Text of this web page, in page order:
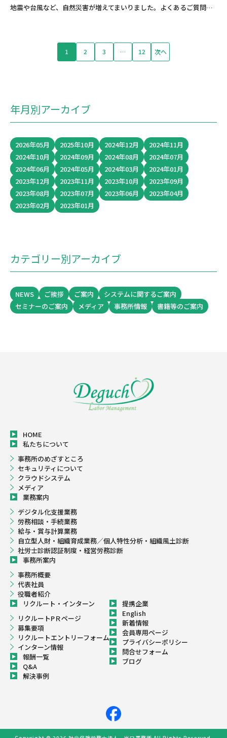
地震や台風など、自然災害が増えてまいりました。よくあるご質問…
1 2 3 … 12 次へ
年月別アーカイブ
2026年05月 2025年10月 2024年12月
2024年11月
2024年10月
2024年09月 2024年08月
2024年07月
2024年06月
2024年05月 2024年03月
2024年01月
2023年12月
2023年11月 2023年10月
2023年09月
2023年08月
2023年07月 2023年06月
2023年04月
2023年02月
2023年01月
カテゴリー別アーカイブ
NEWS ご挨拶 ご案内
システムに関するご案内
セミナーのご案内
メディア 事務所情報 書籍等のご案内
HOME
私たちについて
事務所のめざすところ
セキュリティについて
クラウドシステム
メディア
業務案内
デジタル化支援業務
労務相談・手続業務
給与・賞与計算業務
自立型人財・組織育成業務／個人特性分析・組織風土診断
社労士診断認証制度・経営労務診断
事務所案内
事務所概要
代表社員
役職者紹介
リクルート・インターン
リクルートPＲページ
募集要項
リクルートエントリーフォーム
インターン情報
報酬一覧
Q&A
解決事例
提携企業
English
新着情報
会員専用ページ
プライバシーポリシー
問合せフォーム
ブログ